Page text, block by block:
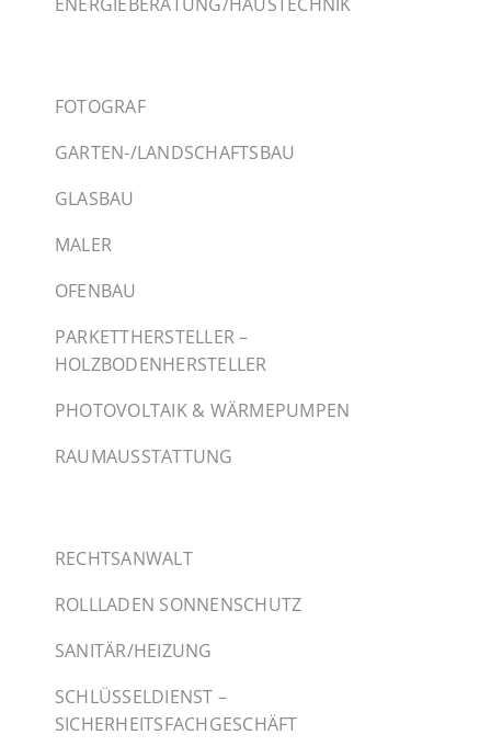
FOTOGRAF
GARTEN-/LANDSCHAFTSBAU
GLASBAU
MALER
OFENBAU
PARKETTHERSTELLER –
HOLZBODENHERSTELLER
PHOTOVOLTAIK & WÄRMEPUMPEN
RAUMAUSSTATTUNG
RECHTSANWALT
ROLLLADEN SONNENSCHUTZ
SANITÄR/HEIZUNG
SCHLÜSSELDIENST –
SICHERHEITSFACHGESCHÄFT